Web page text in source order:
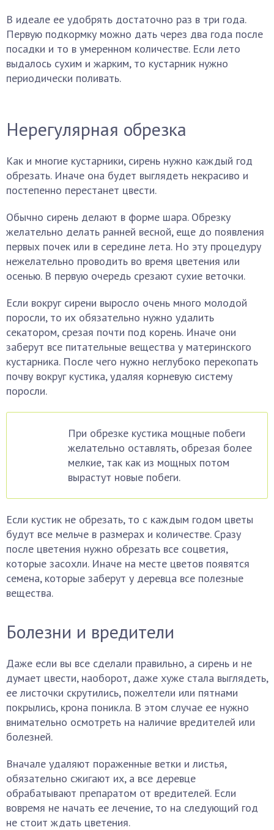
В идеале ее удобрять достаточно раз в три года.
Первую подкормку можно дать через два года после
посадки и то в умеренном количестве. Если лето
выдалось сухим и жарким, то кустарник нужно
периодически поливать.
Нерегулярная обрезка
Как и многие кустарники, сирень нужно каждый год
обрезать. Иначе она будет выглядеть некрасиво и
постепенно перестанет цвести.
Обычно сирень делают в форме шара. Обрезку
желательно делать ранней весной, еще до появления
первых почек или в середине лета. Но эту процедуру
нежелательно проводить во время цветения или
осенью. В первую очередь срезают сухие веточки.
Если вокруг сирени выросло очень много молодой
поросли, то их обязательно нужно удалить
секатором, срезая почти под корень. Иначе они
заберут все питательные вещества у материнского
кустарника. После чего нужно неглубоко перекопать
почву вокруг кустика, удаляя корневую систему
поросли.
При обрезке кустика мощные побеги
желательно оставлять, обрезая более
мелкие, так как из мощных потом
вырастут новые побеги.
Если кустик не обрезать, то с каждым годом цветы
будут все мельче в размерах и количестве. Сразу
после цветения нужно обрезать все соцветия,
которые засохли. Иначе на месте цветов появятся
семена, которые заберут у деревца все полезные
вещества.
Болезни и вредители
Даже если вы все сделали правильно, а сирень и не
думает цвести, наоборот, даже хуже стала выглядеть,
ее листочки скрутились, пожелтели или пятнами
покрылись, крона поникла. В этом случае ее нужно
внимательно осмотреть на наличие вредителей или
болезней.
Вначале удаляют пораженные ветки и листья,
обязательно сжигают их, а все деревце
обрабатывают препаратом от вредителей. Если
вовремя не начать ее лечение, то на следующий год
не стоит ждать цветения.